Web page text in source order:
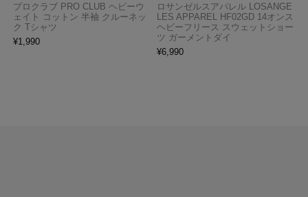
プロクラブ PRO CLUB ヘビーウ
ェイト コットン 半袖 クルーネッ
ク Tシャツ
¥1,990
ロサンゼルスアパレル LOSANGE
LES APPAREL HF02GD 14オンス
ヘビーフリース スウェットショー
ツ ガーメントダイ
¥6,990